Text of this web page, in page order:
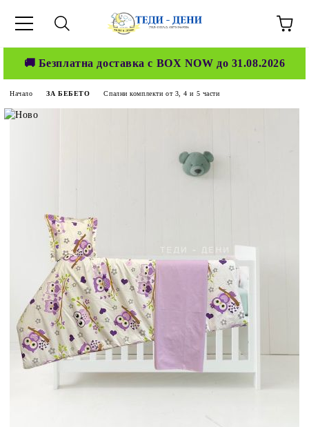
🚚 Безплатна доставка с BOX NOW до 31.08.2026
Начало ЗА БЕБЕТО Спални комплекти от 3, 4 и 5 части